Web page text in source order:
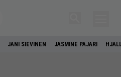
JANI SIEVINEN JASMINE PAJARI